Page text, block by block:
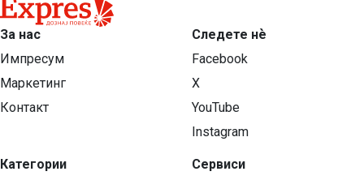
За нас
Импресум
Маркетинг
Контакт
Категории
Следете нѐ
Facebook
X
YouTube
Instagram
Сервиси